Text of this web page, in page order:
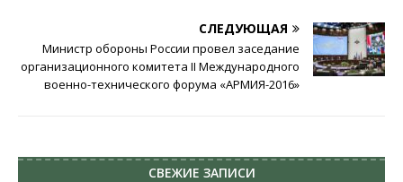
СЛЕДУЮЩАЯ
Министр обороны России провел заседание
организационного комитета II Международного
военно-технического форума «АРМИЯ-2016»
СВЕЖИЕ ЗАПИСИ